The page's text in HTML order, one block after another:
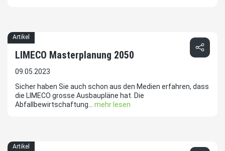
Artikel
LIMECO Masterplanung 2050
09.05.2023
Sicher haben Sie auch schon aus den Medien erfahren, dass
die LIMECO grosse Ausbaupläne hat. Die
Abfallbewirtschaftung... mehr lesen
Artikel